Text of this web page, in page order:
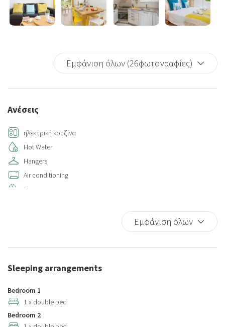
Εμφάνιση όλων (26φωτογραφίες)
Ανέσεις
ηλεκτρική κουζίνα
Hot Water
Hangers
Air conditioning
Elevator
Iron
Microwave
Refrigerator
Wi-Fi
Dishwasher
Εμφάνιση όλων
Sleeping arrangements
Bedroom 1
1 x double bed
Bedroom 2